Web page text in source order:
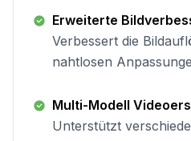
Erweiterte
Verbessert die
nahtlosen
Multi-Modell
Unterstützt